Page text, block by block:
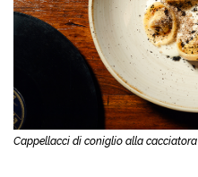
Cappellacci di coniglio alla cacciatora